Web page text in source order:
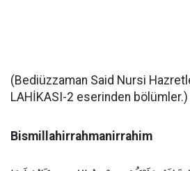
(Bediüzzaman Said Nursi
LAHİKASI-2 eserinden bölümler.)
Bismillahirrahmanirrahim